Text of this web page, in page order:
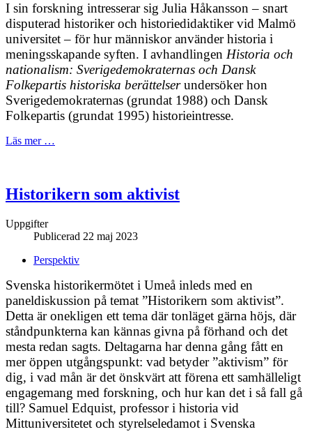
I sin forskning intresserar sig Julia Håkansson – snart
disputerad historiker och historiedidaktiker vid Malmö
universitet – för hur människor använder historia i
meningsskapande syften. I avhandlingen Historia och
nationalism: Sverigedemokraternas och Dansk
Folkepartis historiska berättelserundersöker hon
Sverigedemokraternas (grundat 1988) och Dansk
Folkepartis (grundat 1995) historieintresse.
Läs mer …
Historikern som aktivist
Uppgifter
Publicerad 22 maj 2023
Perspektiv
Svenska historikermötet i Umeå inleds med en
paneldiskussion på temat ”Historikern som aktivist”.
Detta är onekligen ett tema där tonläget gärna höjs, där
ståndpunkterna kan kännas givna på förhand och det
mesta redan sagts. Deltagarna har denna gång fått en
mer öppen utgångspunkt: vad betyder ”aktivism” för
dig, i vad mån är det önskvärt att förena ett samhälleligt
engagemang med forskning, och hur kan det i så fall gå
till? Samuel Edquist, professor i historia vid
Mittuniversitetet och styrelseledamot i Svenska